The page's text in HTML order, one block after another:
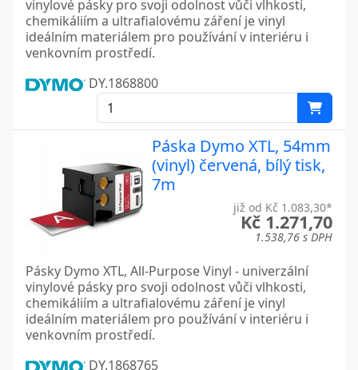
vinylové pásky pro svoji odolnost vůči vlhkosti,
chemikáliím a ultrafialovému záření je vinyl
ideálním materiálem pro používání v interiéru i
venkovním prostředí.
DY.1868800
Páska Dymo XTL, 54mm
(vinyl) červená, bílý tisk,
7m
již od Kč 1.083,30*
Kč 1.271,70
1.538,76 s DPH
Pásky Dymo XTL, All-Purpose Vinyl - univerzální
vinylové pásky pro svoji odolnost vůči vlhkosti,
chemikáliím a ultrafialovému záření je vinyl
ideálním materiálem pro používání v interiéru i
venkovním prostředí.
DY.1868765